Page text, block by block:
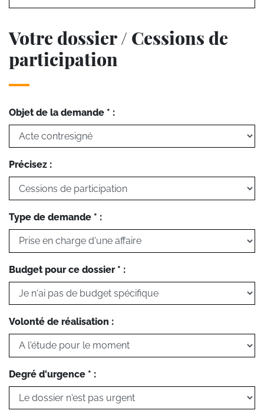
Votre dossier / Cessions de
participation
Objet de la demande * :
Précisez :
Type de demande * :
Budget pour ce dossier * :
Volonté de réalisation :
Degré d'urgence * :